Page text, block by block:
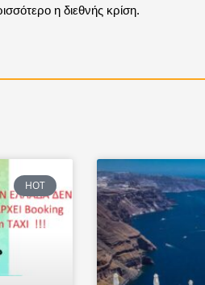
η διεθνής κρίση.
HOT